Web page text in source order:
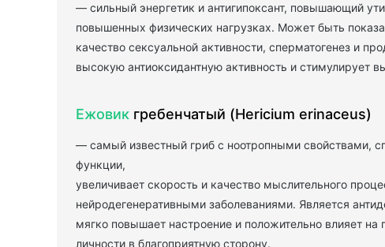
— сильный энергетик и антигипоксант, повышающий
повышенных физических нагрузках. Может быть
качество сексуальной активности, сперматогенез и
высокую антиоксидантную активность и стимулирует
Ежовик гребенчатый (Hericium erinaceus)
— самый известный гриб с ноотропными свойствами,
функции,
увеличивает скорость и качество мыслительного
нейродегенеративными заболеваниями. Является
мягко повышает настроение и положительно влияет
личности в благоприятную сторону.